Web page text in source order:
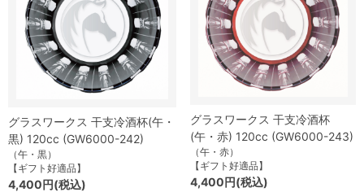
グラスワークス 干支冷酒杯(午・
黒) 120cc (GW6000-242)
（午・黒）
【ギフト好適品】
4,400円(税込)
グラスワークス 干支冷酒杯
(午・赤) 120cc (GW6000-243)
（午・赤）
【ギフト好適品】
4,400円(税込)